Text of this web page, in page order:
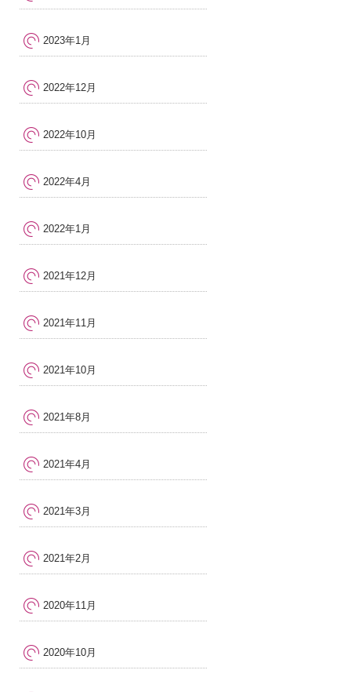
2023年1月
2022年12月
2022年10月
2022年4月
2022年1月
2021年12月
2021年11月
2021年10月
2021年8月
2021年4月
2021年3月
2021年2月
2020年11月
2020年10月